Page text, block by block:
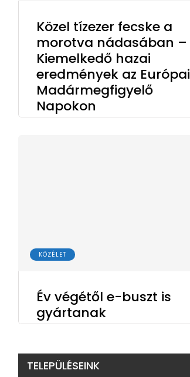
Közel tízezer fecske a
morotva nádasában –
Kiemelkedő hazai
eredmények az Európai
Madármegfigyelő
Napokon
KÖZÉLET
Év végétől e-buszt is
gyártanak
TELEPÜLÉSEINK